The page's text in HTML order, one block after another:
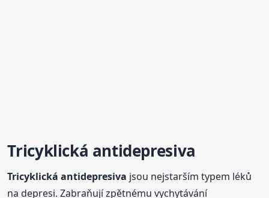
Tricyklická antidepresiva
Tricyklická antidepresiva jsou nejstarším typem léků
na depresi. Zabraňují zpětnému vychytávání